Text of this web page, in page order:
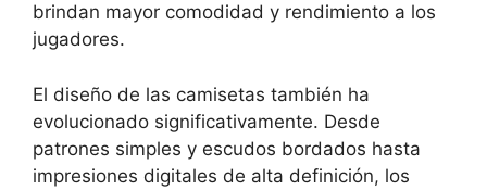
brindan mayor comodidad y rendimiento a los
jugadores.
El diseño de las camisetas también ha
evolucionado significativamente. Desde
patrones simples y escudos bordados hasta
impresiones digitales de alta definición, los